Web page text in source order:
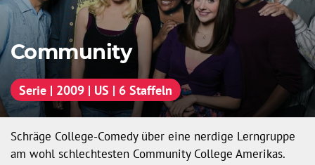
Community
Serie | 2009 | US | 6 Staffeln
Schräge College-Comedy über eine nerdige Lerngruppe
am wohl schlechtesten Community College Amerikas.